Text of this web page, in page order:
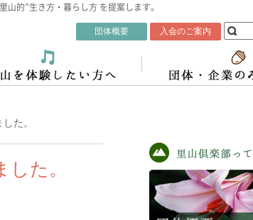
的”生き方・暮らし方 を提案します。
団体概要 入会のご案内
た。
た。